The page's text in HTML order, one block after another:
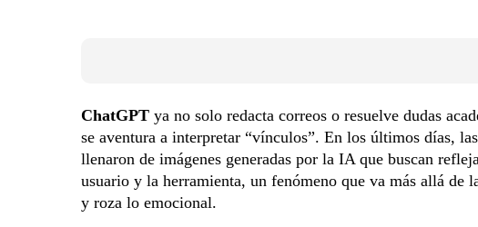
ChatGPT ya no solo redacta correos o resuelve dudas
se aventura a interpretar “vínculos”. En los últimos días,
llenaron de imágenes generadas por la IA que buscan
usuario y la herramienta, un fenómeno que va más allá de
y roza lo emocional.